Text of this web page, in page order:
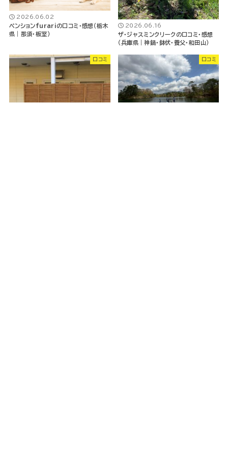
2026.06.02
ペンションfurariの口コミ・感想（栃木
県｜那須・板室）
2026.06.16
ザ・ジャスミンクリークの口コミ・感想
（兵庫県｜神鍋・鉢伏・養父・和田山）
口コミ 口コミ